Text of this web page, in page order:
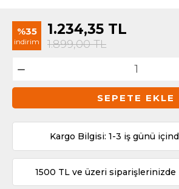
%35
indirim
1.234,35 TL
1.899,00TL
SEPETE EKLE
Kargo Bilgisi: 1-3 iş günü
1500 TL ve üzeri siparişlerinizde